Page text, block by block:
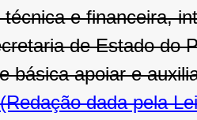
e financeira,
de Estado do
básica apoiar e
dada pela